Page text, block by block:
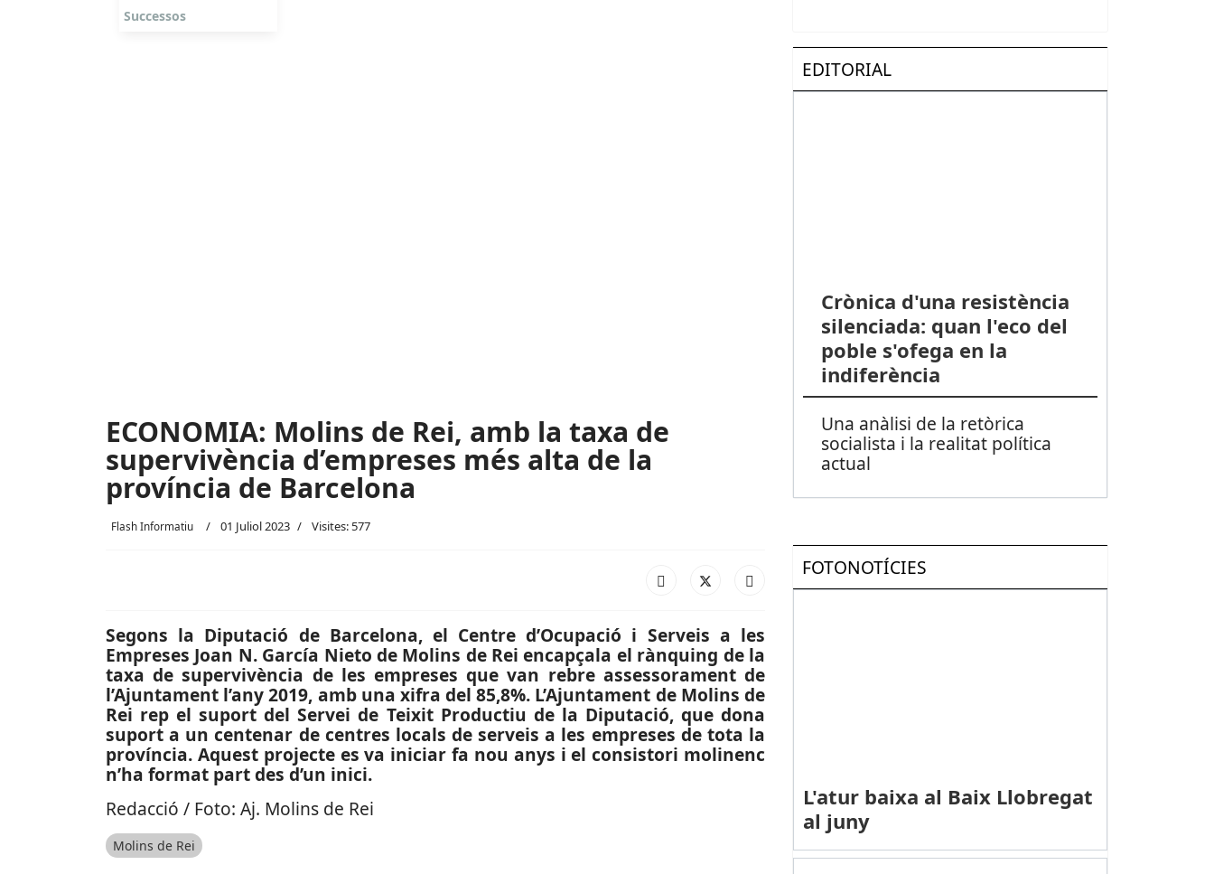
Successos
ECONOMIA: Molins de Rei, amb la taxa de
supervivència d’empreses més alta de la
província de Barcelona
Flash Informatiu 01 Juliol 2023 Visites: 577
Segons la Diputació de Barcelona, el Centre d’Ocupació i Serveis a les
Empreses Joan N. García Nieto de Molins de Rei encapçala el rànquing de la
taxa de supervivència de les empreses que van rebre assessorament de
l’Ajuntament l’any 2019, amb una xifra del 85,8%. L’Ajuntament de Molins de
Rei rep el suport del Servei de Teixit Productiu de la Diputació, que dona
suport a un centenar de centres locals de serveis a les empreses de tota la
província. Aquest projecte es va iniciar fa nou anys i el consistori molinenc
n’ha format part des d’un inici.
Redacció / Foto: Aj. Molins de Rei
Molins de Rei
EDITORIAL
Crònica d'una resistència
silenciada: quan l'eco del
poble s'ofega en la
indiferència
Una anàlisi de la retòrica
socialista i la realitat política
actual
FOTONOTÍCIES
L'atur baixa al Baix Llobregat
al juny